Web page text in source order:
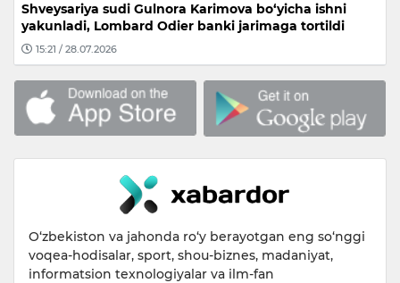
Shveysariya sudi Gulnora Karimova bo‘yicha ishni
yakunladi, Lombard Odier banki jarimaga tortildi
15:21 / 28.07.2026
O‘zbekiston va jahonda ro‘y berayotgan eng so‘nggi
voqea-hodisalar, sport, shou-biznes, madaniyat,
informatsion texnologiyalar va ilm-fan